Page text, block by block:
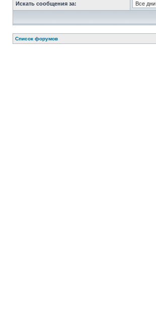
Искать сообщения за:
Список форумов